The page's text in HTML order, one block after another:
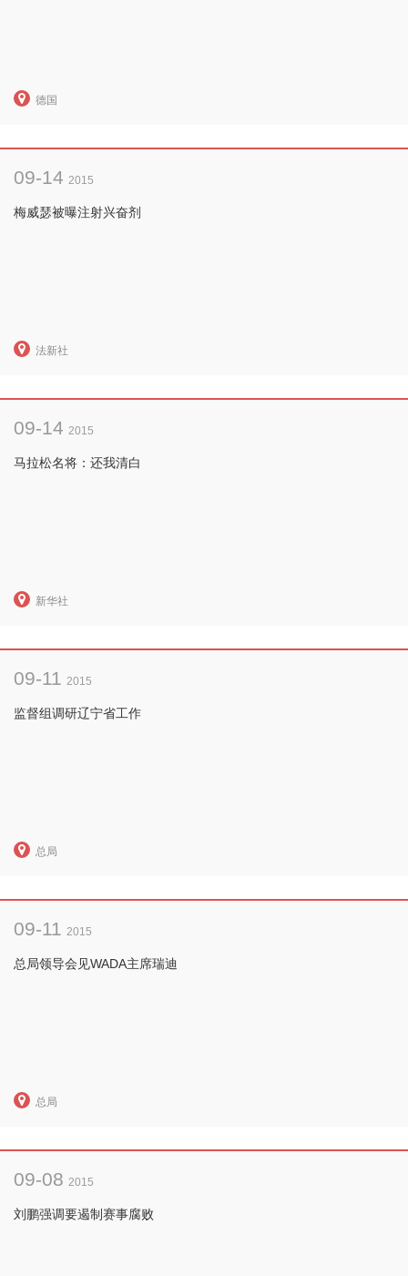
德国
09-14 2015
梅威瑟被曝注射兴奋剂
法新社
09-14 2015
马拉松名将：还我清白
新华社
09-11 2015
监督组调研辽宁省工作
总局
09-11 2015
总局领导会见WADA主席瑞迪
总局
09-08 2015
刘鹏强调要遏制赛事腐败